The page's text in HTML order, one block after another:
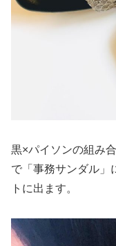
黒×パイソンの組み
で「事務サンダル
トに出ます。